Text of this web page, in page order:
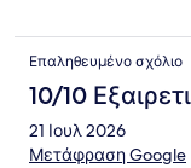
Επαληθευμένο σχόλιο
10/10
21 Ιουλ 2026
Μετάφραση Google